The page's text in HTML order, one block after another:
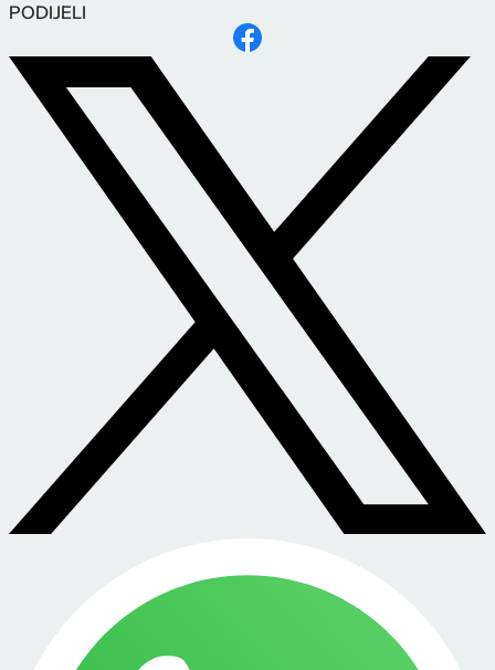
PODIJELI